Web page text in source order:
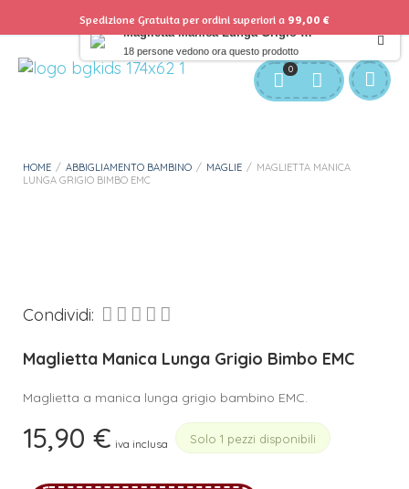
Servizio Clienti: info@bgkids.it +39 345 627 9165
Download APP B&G Kids
0
HOME / ABBIGLIAMENTO BAMBINO / MAGLIE / MAGLIETTA MANICA
LUNGA GRIGIO BIMBO EMC
Condividi:
Maglietta Manica Lunga Grigio Bimbo EMC
Maglietta a manica lunga grigio bambino EMC.
15,90 € iva inclusa Solo 1 pezzi disponibili
Maglietta Manica Lunga Grigio Bimbo EMC
18 persone vedono ora questo prodotto
Spedizione Gratuita per ordini superiori a 99,00 €